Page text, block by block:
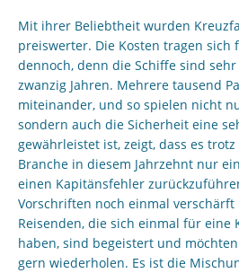
Mit ihrer Beliebtheit wurden
preiswerter. Die Kosten tragen sich
dennoch, denn die Schiffe sind
zwanzig Jahren. Mehrere tausend
miteinander, und so spielen nicht
sondern auch die Sicherheit eine
gewährleistet ist, zeigt, dass es
Branche in diesem Jahrzehnt nur
einen Kapitänsfehler
Vorschriften noch einmal verschärft
Reisenden, die sich einmal für eine
haben, sind begeistert und
gern wiederholen. Es ist die